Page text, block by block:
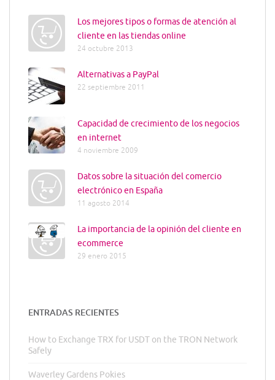
Los mejores tipos o formas de atención al
cliente en las tiendas online
24 octubre 2013
Alternativas a PayPal
22 septiembre 2011
Capacidad de crecimiento de los negocios
en internet
4 noviembre 2009
Datos sobre la situación del comercio
electrónico en España
11 agosto 2014
La importancia de la opinión del cliente en
ecommerce
29 enero 2015
ENTRADAS RECIENTES
How to Exchange TRX for USDT on the TRON Network
Safely
Waverley Gardens Pokies